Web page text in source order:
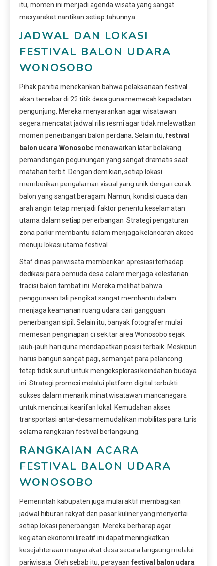
itu, momen ini menjadi agenda wisata yang sangat
masyarakat nantikan setiap tahunnya.
JADWAL DAN LOKASI
FESTIVAL BALON UDARA
WONOSOBO
Pihak panitia menekankan bahwa pelaksanaan festival
akan tersebar di 23 titik desa guna memecah kepadatan
pengunjung. Mereka menyarankan agar wisatawan
segera mencatat jadwal rilis resmi agar tidak melewatkan
momen penerbangan balon perdana. Selain itu, festival
balon udara Wonosobo menawarkan latar belakang
pemandangan pegunungan yang sangat dramatis saat
matahari terbit. Dengan demikian, setiap lokasi
memberikan pengalaman visual yang unik dengan corak
balon yang sangat beragam. Namun, kondisi cuaca dan
arah angin tetap menjadi faktor penentu keselamatan
utama dalam setiap penerbangan. Strategi pengaturan
zona parkir membantu dalam menjaga kelancaran akses
menuju lokasi utama festival.
Staf dinas pariwisata memberikan apresiasi terhadap
dedikasi para pemuda desa dalam menjaga kelestarian
tradisi balon tambat ini. Mereka melihat bahwa
penggunaan tali pengikat sangat membantu dalam
menjaga keamanan ruang udara dari gangguan
penerbangan sipil. Selain itu, banyak fotografer mulai
memesan penginapan di sekitar area Wonosobo sejak
jauh-jauh hari guna mendapatkan posisi terbaik. Meskipun
harus bangun sangat pagi, semangat para pelancong
tetap tidak surut untuk mengeksplorasi keindahan budaya
ini. Strategi promosi melalui platform digital terbukti
sukses dalam menarik minat wisatawan mancanegara
untuk mencintai kearifan lokal. Kemudahan akses
transportasi antar-desa memudahkan mobilitas para turis
selama rangkaian festival berlangsung.
RANGKAIAN ACARA
FESTIVAL BALON UDARA
WONOSOBO
Pemerintah kabupaten juga mulai aktif membagikan
jadwal hiburan rakyat dan pasar kuliner yang menyertai
setiap lokasi penerbangan. Mereka berharap agar
kegiatan ekonomi kreatif ini dapat meningkatkan
kesejahteraan masyarakat desa secara langsung melalui
pariwisata. Oleh sebab itu, perayaan festival balon udara